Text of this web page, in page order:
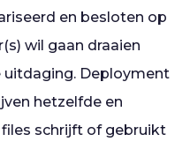
en besloten op
wil gaan draaien
uitdaging. Deployment
hetzelfde en
schrijft of gebruikt